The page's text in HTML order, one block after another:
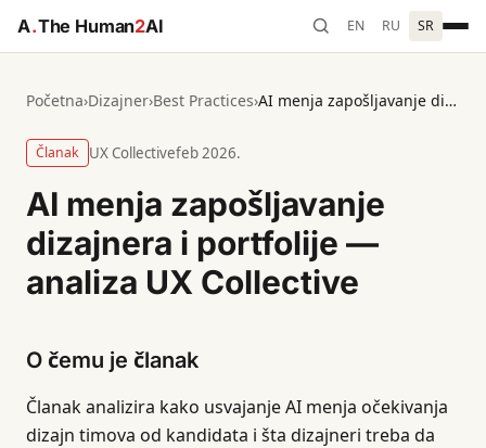
A.The Human2AI EN RU SR
Početna›Dizajner›Best Practices› AI menja zapošljavanje dizajnera i portfolije — analiza UX Collective
Članak UX Collectivefeb 2026.
AI menja zapošljavanje
dizajnera i portfolije —
analiza UX Collective
O čemu je članak
Članak analizira kako usvajanje AI menja očekivanja
dizajn timova od kandidata i šta dizajneri treba da